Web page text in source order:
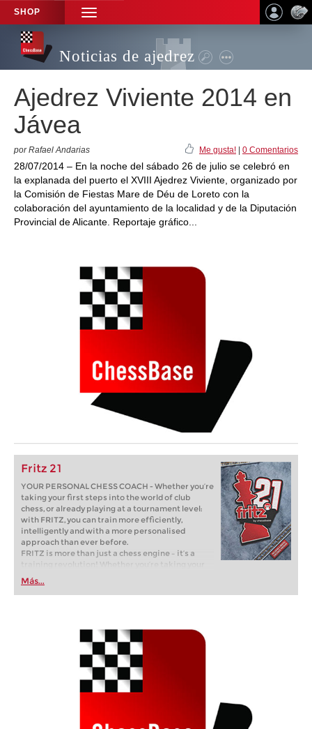
SHOP
TOGGLE
NAVIGATION
Noticias de ajedrez
Ajedrez Viviente 2014 en
Jávea
por Rafael Andarias Me gusta! 0 Comentarios
28/07/2014 – En la noche del sábado 26 de julio se celebró en
la explanada del puerto el XVIII Ajedrez Viviente, organizado por
la Comisión de Fiestas Mare de Déu de Loreto con la
colaboración del ayuntamiento de la localidad y de la Diputación
Provincial de Alicante. Reportaje gráfico...
Fritz 21
YOUR PERSONAL CHESS COACH - Whether you’re
taking your first steps into the world of club
chess, or already playing at a tournament level:
with FRITZ, you can train more efficiently,
intelligently and with a more personalised
approach than ever before.
FRITZ is more than just a chess engine – it’s a
training revolution! Whether you’re taking your
first steps into the world of club chess, or already
playing at a tournament level: with FRITZ, you can
train more efficiently, intelligently and with a
Más...